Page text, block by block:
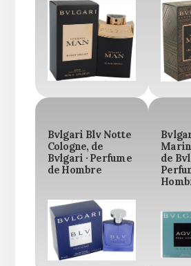
Bvlgari Blv Notte
Cologne, de
Bvlgari · Perfume
de Hombre
de